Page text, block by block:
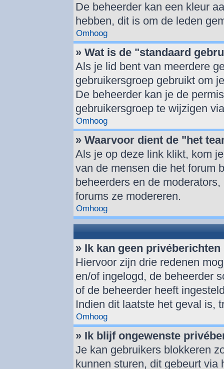
De beheerder kan een kleur
hebben, dit is om de leden
Omhoog
» Wat is de "standaard
Als je lid bent van meerdere
gebruikersgroep gebruikt om
De beheerder kan je de
gebruikersgroep te wijzigen
Omhoog
» Waarvoor dient de "het
Als je op deze link klikt, kom
van de mensen die het forum
beheerders en de
forums ze modereren.
Omhoog
» Ik kan geen
Hiervoor zijn drie redenen
en/of ingelogd, de beheerder
of de beheerder heeft
Indien dit laatste het geval is,
Omhoog
» Ik blijf ongewenste
Je kan gebruikers blokkeren
kunnen sturen, dit gebeurt via